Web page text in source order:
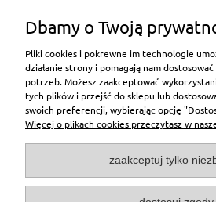
Wybierz producenta
Moje konto
Płatności i
Pomoc
Dbamy o Twoją
Pliki cookies i pokrewne im technologie
działanie strony i pomagają nam
potrzeb. Możesz zaakceptować
tych plików i przejść do sklepu lub
swoich preferencji, wybierając opcję
Więcej o plikach cookies przeczytasz w
zaakceptuj tylko